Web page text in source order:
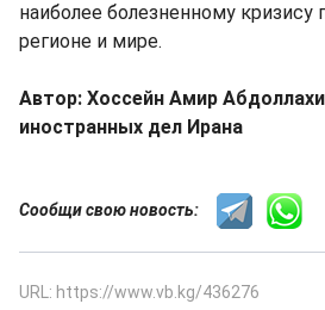
наиболее болезненному кризису
регионе и мире.
Автор: Хоссейн Амир
иностранных дел Ирана
Сообщи свою новость:
URL: https://www.vb.kg/436276